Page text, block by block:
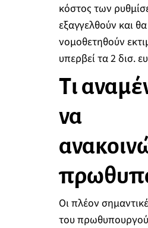
κόστος των
εξαγγελθούν και θα
νομοθετηθούν
υπερβεί τα 2 δισ.
Τι
να
Οι πλέον
του